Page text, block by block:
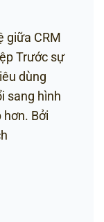
giữa CRM
Trước sự
dùng
sang hình
Bởi